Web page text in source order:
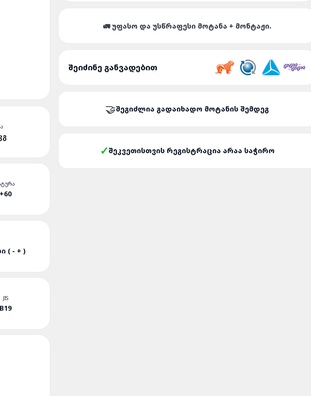
( - + )
JIS
B19
🚛 ᲣᲤᲐᲡᲝ ᲓᲐ ᲣᲡᲬᲠᲐᲤᲔᲡᲘ ᲛᲝᲢᲐᲜᲐ + ᲛᲝᲜᲢᲐᲟᲘ.
ᲨᲔᲘᲫᲘᲜᲔ ᲒᲐᲜᲕᲐᲓᲔᲑᲘᲗ
ᲨᲔᲒᲘᲫᲚᲘᲐ ᲒᲐᲓᲐᲘᲮᲐᲓᲝ ᲛᲝᲢᲐᲜᲘᲡ ᲨᲔᲛᲓᲔᲒ
ᲨᲔᲙᲕᲔᲗᲘᲡᲗᲕᲘᲡ ᲠᲔᲒᲘᲡᲢᲠᲐᲪᲘᲐ ᲐᲠᲐᲐ ᲡᲐᲭᲘᲠᲝ